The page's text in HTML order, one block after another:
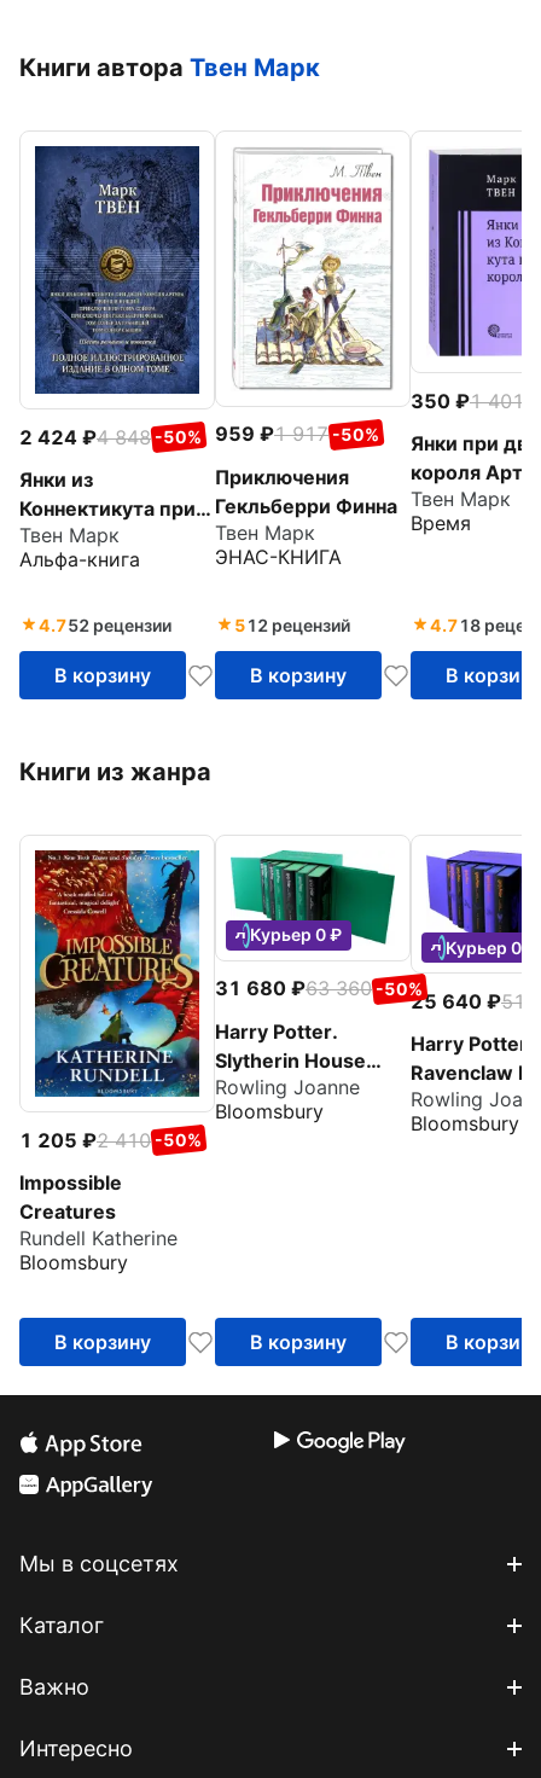
Книги автора Твен Марк
2 424 4 848 -50%
Янки из
Коннектикута при
дворе короля
Артура. Принц и
Приключения Тома
Сойера
Твен Марк
Альфа-книга
4.752 рецензии
В корзину
959 1 917 -50%
Приключения
Гекльберри Финна
Твен Марк
ЭНАС-КНИГА
512 рецензий
В корзину
350 1 401
Янки при
короля
Твен Марк
Время
4.718
В корзину
Книги из жанра
1 205 2 410 -50%
Impossible
Creatures
Rundell Katherine
Bloomsbury
В корзину
Курьер 0 ₽
31 680 63 360 -50%
Harry Potter.
Slytherin House
Editions Hardback
Box Set
Rowling Joanne
Bloomsbury
В корзину
Курьер 0 ₽
25 640
51
Harry Potter.
Ravenclaw
Editions
Box Set
Rowling
Bloomsbury
В корзину
Мы в соцсетях
Каталог
Важно
Интересно